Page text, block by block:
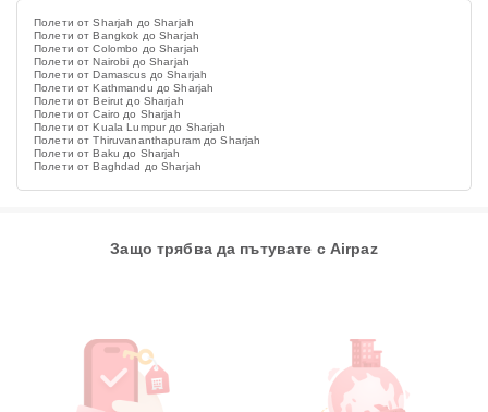
Полети от Sharjah до Sharjah
Полети от Bangkok до Sharjah
Полети от Colombo до Sharjah
Полети от Nairobi до Sharjah
Полети от Damascus до Sharjah
Полети от Kathmandu до Sharjah
Полети от Beirut до Sharjah
Полети от Cairo до Sharjah
Полети от Kuala Lumpur до Sharjah
Полети от Thiruvananthapuram до Sharjah
Полети от Baku до Sharjah
Полети от Baghdad до Sharjah
Защо трябва да пътувате с Airpaz